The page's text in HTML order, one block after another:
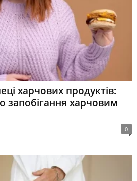
харчових продуктів:
запобігання харчовим
0